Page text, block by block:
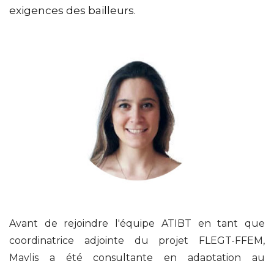
exigences des bailleurs.
Avant de rejoindre l'équipe ATIBT en tant que
coordinatrice adjointe du projet FLEGT-FFEM,
Maylis a été consultante en adaptation au